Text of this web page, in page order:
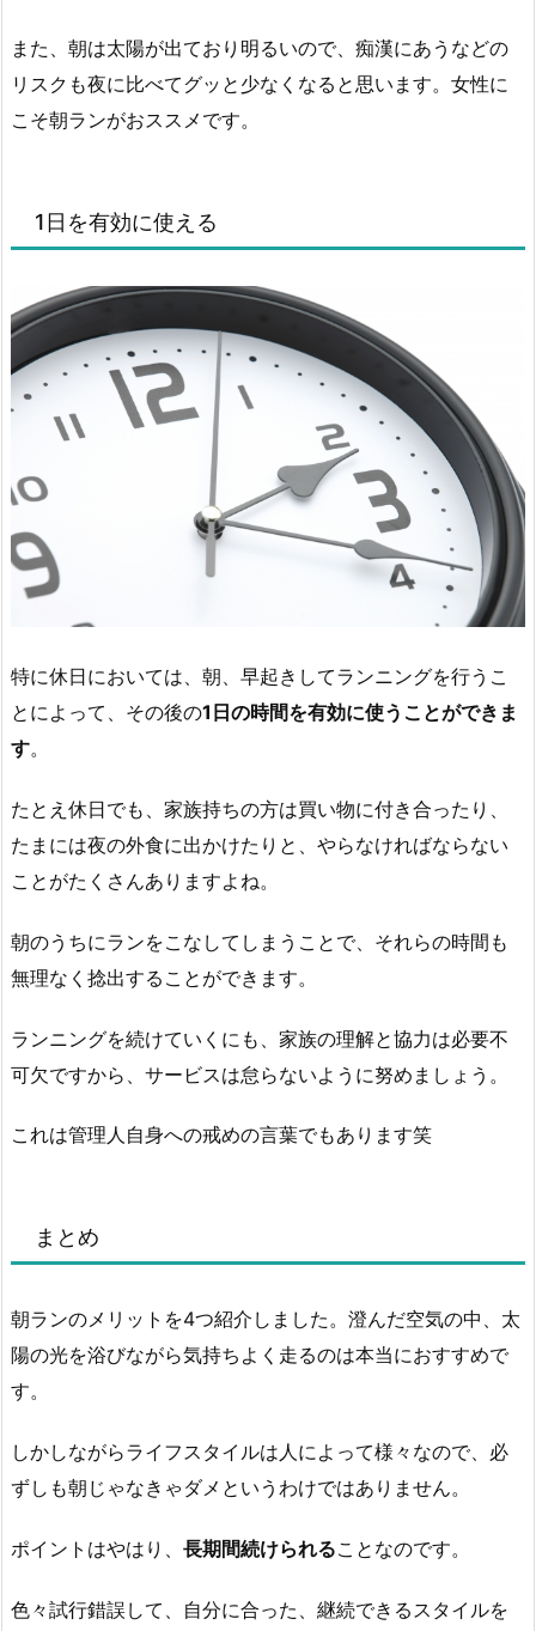
また、朝は太陽が出ており明るいので、痴漢にあうなどの
リスクも夜に比べてグッと少なくなると思います。女性に
こそ朝ランがおススメです。
1日を有効に使える
特に休日においては、朝、早起きしてランニングを行うこ
とによって、その後の1日の時間を有効に使うことができま
す。
たとえ休日でも、家族持ちの方は買い物に付き合ったり、
たまには夜の外食に出かけたりと、やらなければならない
ことがたくさんありますよね。
朝のうちにランをこなしてしまうことで、それらの時間も
無理なく捻出することができます。
ランニングを続けていくにも、家族の理解と協力は必要不
可欠ですから、サービスは怠らないように努めましょう。
これは管理人自身への戒めの言葉でもあります笑
まとめ
朝ランのメリットを4つ紹介しました。澄んだ空気の中、太
陽の光を浴びながら気持ちよく走るのは本当におすすめで
す。
しかしながらライフスタイルは人によって様々なので、必
ずしも朝じゃなきゃダメというわけではありません。
ポイントはやはり、 長期間続けられることなのです。
色々試行錯誤して、自分に合った、継続できるスタイルを